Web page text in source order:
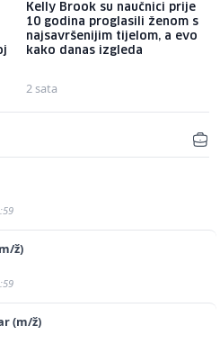
Kelly Brook su naučnici prije
10 godina proglasili ženom s
najsavršenijim tijelom, a evo
kako danas izgleda
2 sata
ž)
(m/ž)